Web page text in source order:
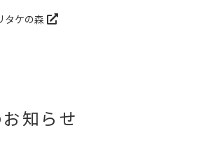
タケの森
知らせ